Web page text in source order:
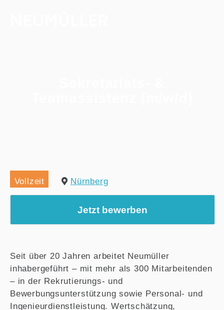
Vollzeit Nürnberg
Jetzt bewerben
Seit über 20 Jahren arbeitet Neumüller
inhabergeführt – mit mehr als 300 Mitarbeitenden
– in der Rekrutierungs- und
Bewerbungsunterstützung sowie Personal- und
Ingenieurdienstleistung. Wertschätzung,